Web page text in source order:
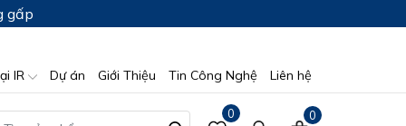
gấp
IR Dự án Giới Thiệu Tin Công Nghệ Liên hệ
0 0